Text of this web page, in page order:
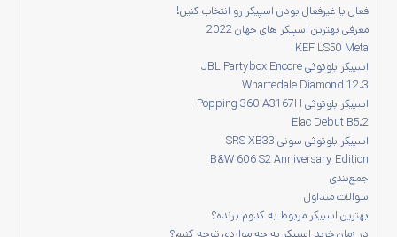
فعال یا غیرفعال بودن اسپیکر رو انتخاب کنین!
معرفی بهترین اسپیکر های جهان 2022
KEF LS50 Meta
اسپیکر بلوتوثی JBL Partybox Encore
Wharfedale Diamond 12.3
اسپیکر بلوتوثی Popping 360 A3167H
Elac Debut B5.2
اسپیکر بلوتوثی سونی SRS XB33
B&W 606 S2 Anniversary Edition
جمع‌بندی
سوالات متداول
بهترین اسپیکر مربوط به کدوم برنده؟
در زمان خرید اسپیکر به چه مواردی توجه کنیم؟